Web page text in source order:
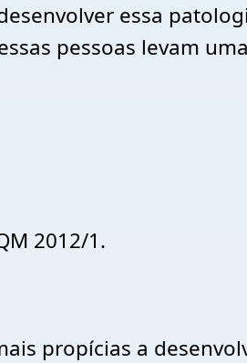
essa
pessoas levam
2012/1.
propícias a